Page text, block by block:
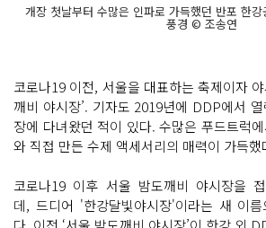
개장 첫날부터 수많은 인파로 가득했던 반포 한강
풍경 © 조송연
코로나19 이전, 서울을 대표하는 축제이자
깨비 야시장’. 기자도 2019년에 DDP에서
장에 다녀왔던 적이 있다. 수많은 푸드트럭
와 직접 만든 수제 액세서리의 매력이 가득했
코로나19 이후 서울 밤도깨비 야시장을
데, 드디어 '한강달빛야시장'이라는 새 이